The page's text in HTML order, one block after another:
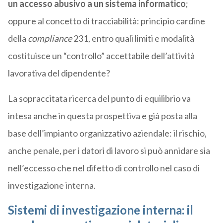
un accesso abusivo a un sistema informatico;
oppure al concetto di tracciabilità: principio cardine
della compliance231, entro quali limiti e modalità
costituisce un “controllo” accettabile dell’attività
lavorativa del dipendente?
La sopraccitata ricerca del punto di equilibrio va
intesa anche in questa prospettiva e già posta alla
base dell’impianto organizzativo aziendale: il rischio,
anche penale, per i datori di lavoro si può annidare sia
nell’eccesso che nel difetto di controllo nel caso di
investigazione interna.
Sistemi di investigazione interna: il